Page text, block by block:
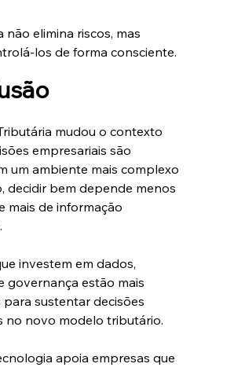
não elimina riscos, mas
los de forma consciente.
mudou o contexto
empresariais são
um ambiente mais complexo
decidir bem depende menos
mais de informação
investem em dados,
governança estão mais
sustentar decisões
no novo modelo tributário.
apoia empresas que